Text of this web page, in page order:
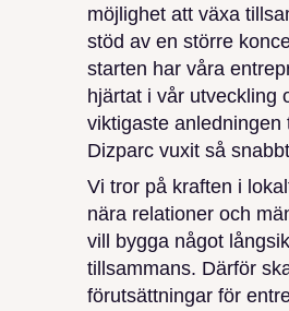
möjlighet att växa
stöd av en större
starten har våra
hjärtat i vår utveckling
viktigaste anledningen
Dizparc vuxit så
Vi tror på kraften i
nära relationer och
vill bygga något
tillsammans. Därför
förutsättningar för